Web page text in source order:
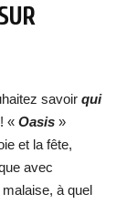
savoir qui
« Oasis »
et la fête,
avec
à quel